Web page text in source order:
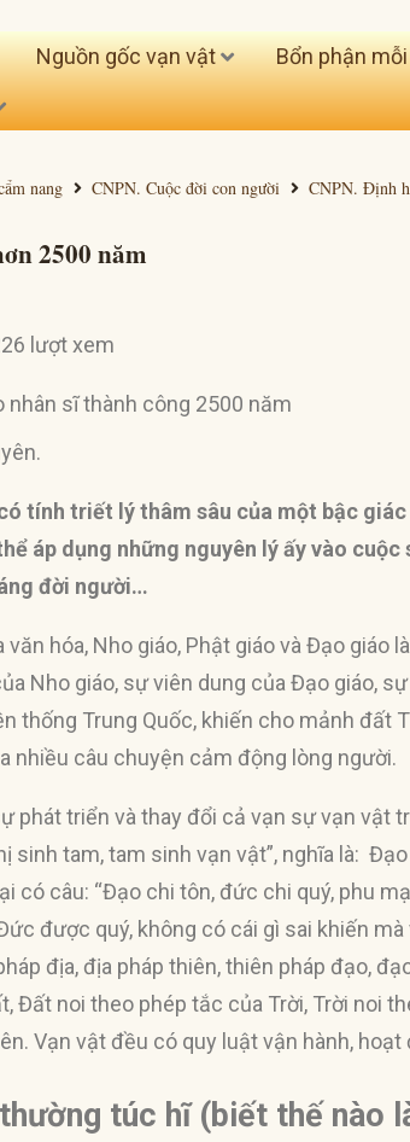
Nguồn gốc vạn vật
Bổn phận
2500 năm
nang CNPN. Cuộc đời con người
CNPN. Định
lượt xem
tính triết lý thâm sâu của một bậc
áp dụng những nguyên lý ấy vào
đời người…
hóa, Nho giáo, Phật giáo và Đạo giáo
Nho giáo, sự viên dung của Đạo giáo,
thống Trung Quốc, khiến cho mảnh đất
nhiều câu chuyện cảm động lòng người.
phát triển và thay đổi cả vạn sự vạn vật
sinh tam, tam sinh vạn vật”, nghĩa là:
có câu: “Đạo chi tôn, đức chi quý, phu
được quý, không có cái gì sai khiến
địa, địa pháp thiên, thiên pháp đạo,
Đất noi theo phép tắc của Trời, Trời noi
Vạn vật đều có quy luật vận hành, hoạt
túc hĩ (biết thế nào